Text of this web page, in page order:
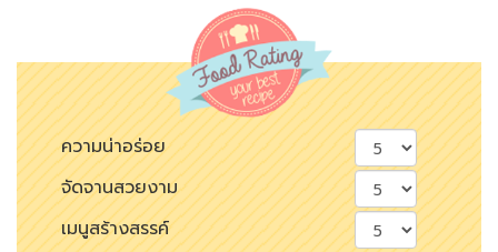
ความน่าอร่อย
จัดจานสวยงาม
เมนูสร้างสรรค์